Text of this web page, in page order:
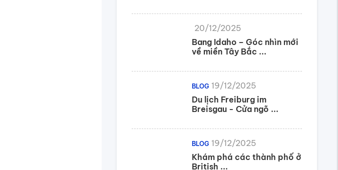
20/12/2025
Bang Idaho – Góc nhìn mới
về miền Tây Bắc ...
BLOG 19/12/2025
Du lịch Freiburg im
Breisgau - Cửa ngõ ...
BLOG 19/12/2025
Khám phá các thành phố ở
British ...